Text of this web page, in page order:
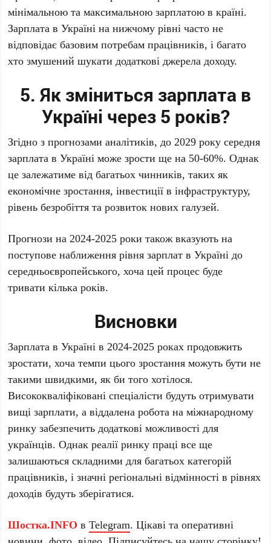
мінімальною та максимальною зарплатою в країні.
Зарплата в Україні на нижчому рівні часто не
відповідає базовим потребам працівників, і багато
хто змушений шукати додаткові джерела доходу.
5. Як зміниться зарплата в
Україні через 5 років?
Згідно з прогнозами аналітиків, до 2029 року середня
зарплата в Україні може зрости ще на 50-60%. Однак
це залежатиме від багатьох чинників, таких як
економічне зростання, інвестиції в інфраструктуру,
рівень безробіття та розвиток нових галузей.
Прогнози на 2024-2025 роки також вказують на
поступове наближення рівня зарплат в Україні до
середньоєвропейського, хоча цей процес буде
тривати кілька років.
Висновки
Зарплата в Україні в 2024-2025 роках продовжить
зростати, хоча темпи цього зростання можуть бути не
такими швидкими, як би того хотілося.
Висококваліфіковані спеціалісти будуть отримувати
вищі зарплати, а віддалена робота на міжнародному
ринку забезпечить додаткові можливості для
українців. Однак реалії ринку праці все ще
залишаються складними для багатьох категорій
працівників, і значні регіональні відмінності в рівнях
доходів будуть зберігатися.
Шостка.INFO вTelegram. Цікаві та оперативні